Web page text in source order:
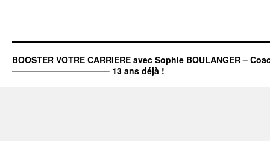
BOOSTER VOTRE CARRIERE avec Sophie BOULANGER –
———————————– 13 ans déjà !